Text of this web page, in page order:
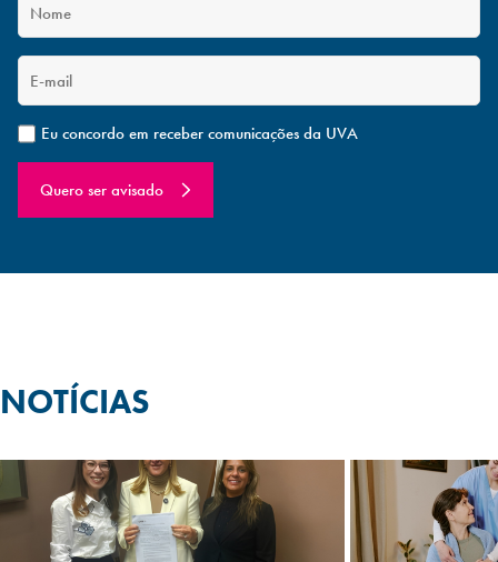
Eu concordo em receber comunicações da UVA
Quero ser avisado
NOTÍCIAS